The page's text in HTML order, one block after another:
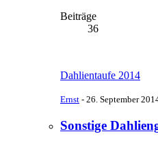
Beiträge
36
Dahlientaufe 2014
Ernst - 26. September
Sonstige